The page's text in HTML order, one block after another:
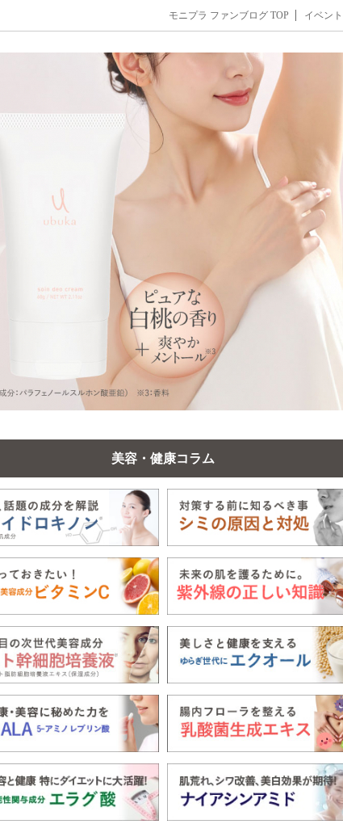
モニプラ ファンブログ TOP イベン
美容・健康コラム